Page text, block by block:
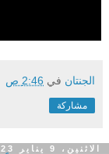
الجنتان في 2:46 ص
مشاركة
الاثنين، 9 يناير 2023